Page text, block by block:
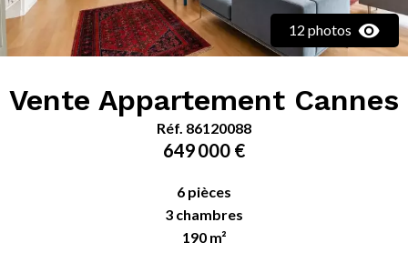
12 photos
Vente Appartement Cannes
Réf. 86120088
649 000 €
6 pièces
3 chambres
190 m²